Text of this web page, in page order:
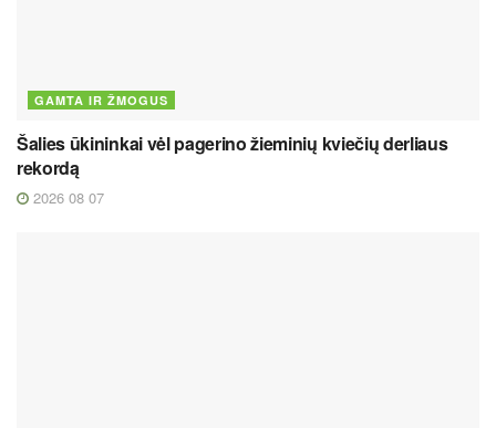
GAMTA IR ŽMOGUS
Šalies ūkininkai vėl pagerino žieminių kviečių derliaus
rekordą
2026 08 07